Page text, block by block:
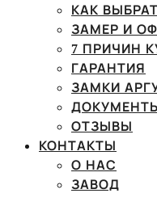
КАК
ЗАМЕР И
7 ПРИЧИН
ГАРАНТИЯ
ЗАМКИ
ОТЗЫВЫ
КОНТАКТЫ
О НАС
ЗАВОД